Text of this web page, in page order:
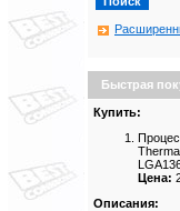
Быстрая
Купить:
Цена:
Описания: